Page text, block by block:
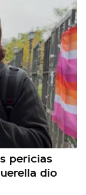
pericias
dio